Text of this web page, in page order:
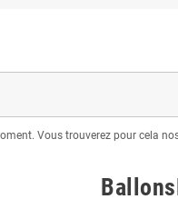
Vous trouverez pour cela